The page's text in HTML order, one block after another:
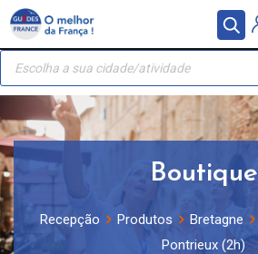
Painel de Gerenciamento de Cookies
Skip
content
Recherche
produits
Boutique
Recepção Produtos Bretagne
Pontrieux (2h)